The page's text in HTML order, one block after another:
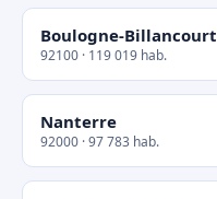
Boulogne-Billancourt
92100 · 119 019 hab.
Nanterre
92000 · 97 783 hab.